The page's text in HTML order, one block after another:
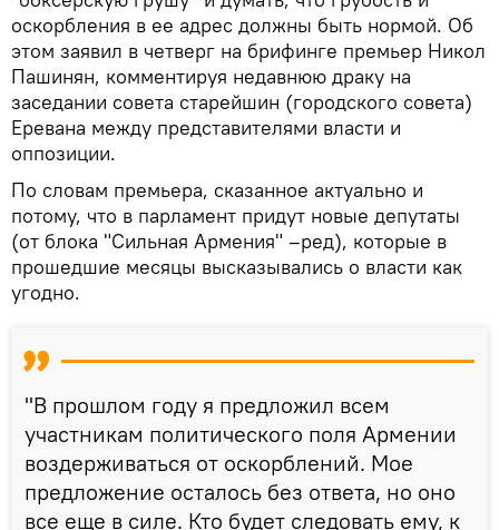
оскорбления в ее адрес должны быть нормой. Об
этом заявил в четверг на брифинге премьер Никол
Пашинян, комментируя недавнюю драку на
заседании совета старейшин (городского совета)
Еревана между представителями власти и
оппозиции.
По словам премьера, сказанное актуально и
потому, что в парламент придут новые депутаты
(от блока "Сильная Армения" –ред), которые в
прошедшие месяцы высказывались о власти как
угодно.
"В прошлом году я предложил всем
участникам политического поля Армении
воздерживаться от оскорблений. Мое
предложение осталось без ответа, но оно
все еще в силе. Кто будет следовать ему, к